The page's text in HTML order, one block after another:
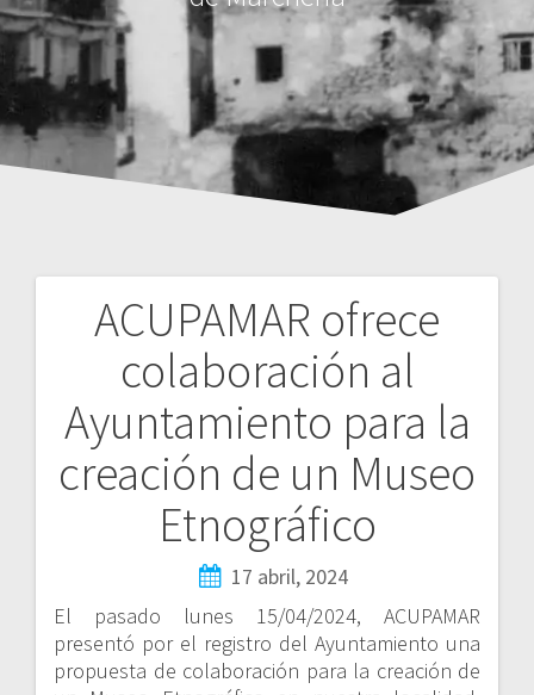
ACUPAMAR ofrece
colaboración al
Ayuntamiento para la
creación de un Museo
Etnográfico
17 abril, 2024
El pasado lunes 15/04/2024, ACUPAMAR
presentó por el registro del Ayuntamiento una
propuesta de colaboración para la creación de
Navegación
entradas